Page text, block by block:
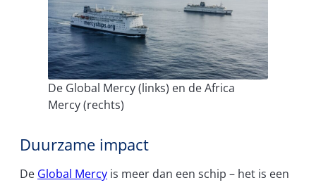
De Global Mercy (links) en de Africa
Mercy (rechts)
Duurzame impact
De Global Mercy is meer dan een schip – het is een